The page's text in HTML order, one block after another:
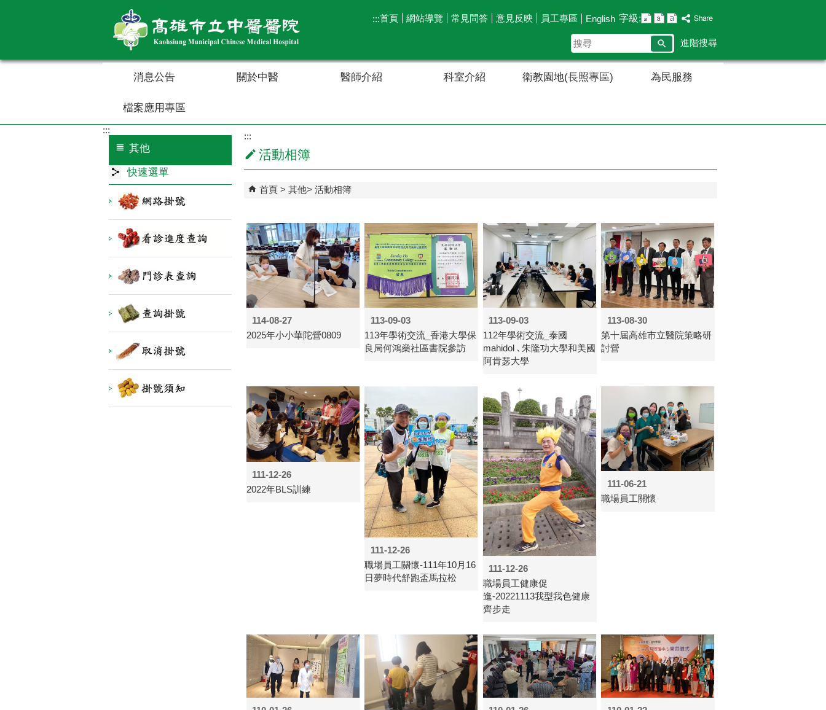
:::首頁 網站導覽 常見問答 意見反映 員工專區 English 字級:
搜
尋
進階搜尋
消息公告 關於中醫 醫師介紹 科室介紹 衛教園地(長照專區) 為民服務
檔案應用專區
:::
其他
快速選單
:::
活動相簿
首頁 其他 活動相簿
114-08-27
2025年小小華陀營0809
113-09-03
113年學術交流_香港大學保
良局何鴻燊社區書院參訪
113-09-03
112年學術交流_泰國
mahidol ､朱隆功大學和美國
阿肯瑟大學
113-08-30
第十屆高雄市立醫院策略研
討營
111-12-26
2022年BLS訓練
111-12-26
職場員工關懷-111年10月16
日夢時代舒跑盃馬拉松
111-12-26
職場員工健康促
進-20221113我型我色健康
齊步走
111-06-21
職場員工關懷